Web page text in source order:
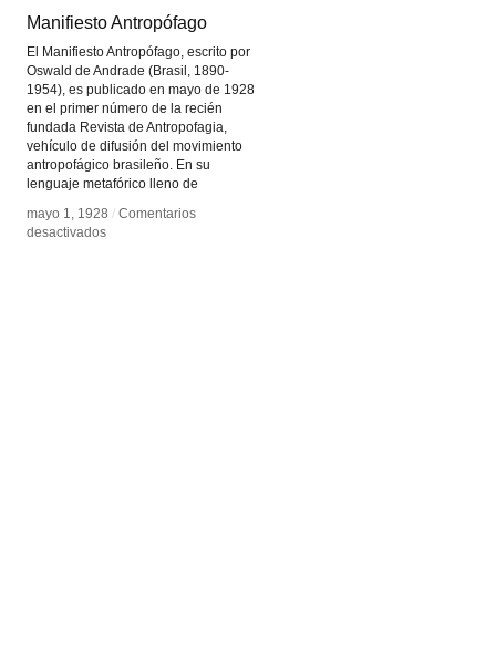
Manifiesto Antropófago
El Manifiesto Antropófago, escrito por
Oswald de Andrade (Brasil, 1890-
1954), es publicado en mayo de 1928
en el primer número de la recién
fundada Revista de Antropofagia,
vehículo de difusión del movimiento
antropofágico brasileño. En su
lenguaje metafórico lleno de
mayo 1, 1928 / Comentarios
desactivadosen
Manifiesto Antropófago
mayo 1, 1928 / Comentarios
desactivadosen